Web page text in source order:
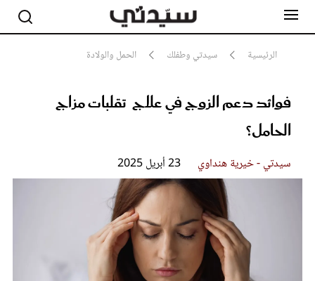
الرئيسية سيدتي وطفلك الحمل والولادة
فوائد دعم الزوج في علاج تقلبات مزاج
الحامل؟
سيدتي - خيرية هنداوي 23 أبريل 2025
مشاهير
جمال
سيدتي وطفلك
لايف ستايل
مطبخ سيدتي
مقالات الرأي